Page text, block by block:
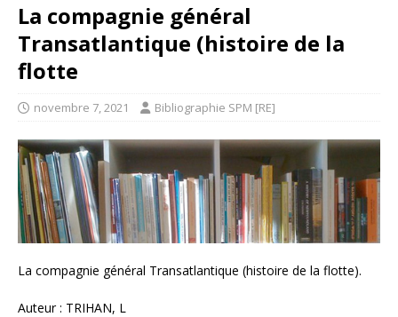
La compagnie général
Transatlantique (histoire de la
flotte
novembre 7, 2021 Bibliographie SPM [RE]
La compagnie général Transatlantique (histoire de la flotte).
Auteur : TRIHAN, L